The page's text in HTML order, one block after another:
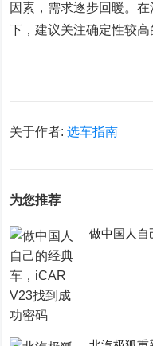
因素，需求逐步回暖。
下，建议关注确定性较高
关于作者:选车指南
为您推荐
做中国人自